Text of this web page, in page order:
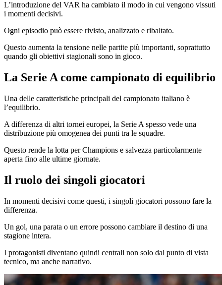
L’introduzione del VAR ha cambiato il modo in cui vengono vissuti
i momenti decisivi.
Ogni episodio può essere rivisto, analizzato e ribaltato.
Questo aumenta la tensione nelle partite più importanti, soprattutto
quando gli obiettivi stagionali sono in gioco.
La Serie A come campionato di equilibrio
Una delle caratteristiche principali del campionato italiano è
l’equilibrio.
A differenza di altri tornei europei, la Serie A spesso vede una
distribuzione più omogenea dei punti tra le squadre.
Questo rende la lotta per Champions e salvezza particolarmente
aperta fino alle ultime giornate.
Il ruolo dei singoli giocatori
In momenti decisivi come questi, i singoli giocatori possono fare la
differenza.
Un gol, una parata o un errore possono cambiare il destino di una
stagione intera.
I protagonisti diventano quindi centrali non solo dal punto di vista
tecnico, ma anche narrativo.